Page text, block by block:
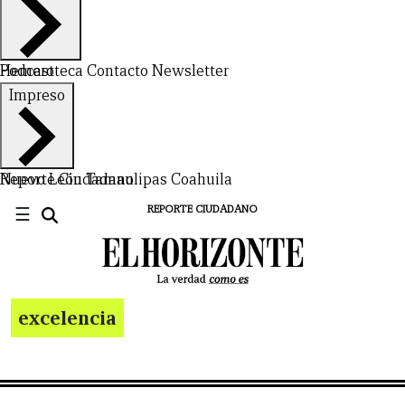
Hemeroteca Contacto Newsletter
Podcast
Impreso
Nuevo LeónTamaulipas Coahuila
Reporte Ciudadano
☰ REPORTE CIUDADANO
excelencia